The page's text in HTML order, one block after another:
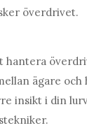
överdrivet.
ägare
insikt i din